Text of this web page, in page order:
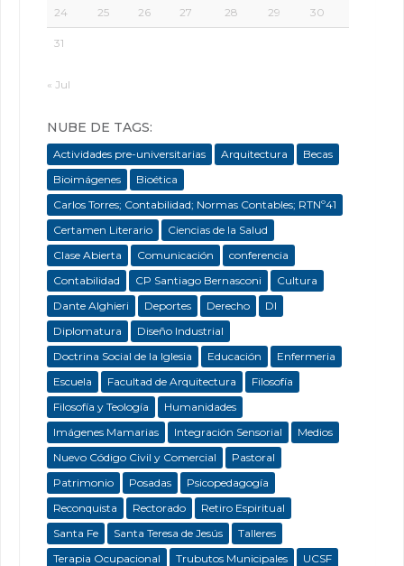
24 25 26 27 28 29 30
31
« Jul
NUBE DE TAGS:
Actividades pre-universitarias Arquitectura
Becas
Bioimágenes
Bioética
Carlos Torres; Contabilidad; Normas Contables; RTNº41
Certamen Literario
Ciencias de la Salud
Clase Abierta
Comunicación
conferencia
Contabilidad
CP Santiago Bernasconi
Cultura
Dante Alghieri
Deportes Derecho
DI
Diplomatura
Diseño Industrial
Doctrina Social de la Iglesia
Educación
Enfermeria
Escuela
Facultad de Arquitectura
Filosofía
Filosofía y Teología
Humanidades
Imágenes Mamarias
Integración Sensorial
Medios
Nuevo Código Civil y Comercial
Pastoral
Patrimonio
Posadas
Psicopedagogía
Reconquista
Rectorado
Retiro Espiritual
Santa Fe
Santa Teresa de Jesús
Talleres
Terapia Ocupacional
Trubutos Municipales UCSF